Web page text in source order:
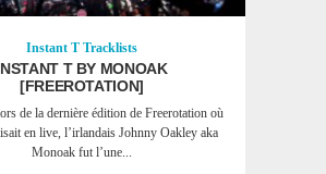
Instant T Tracklists
T BY MONOAK
[FREEROTATION]
de la dernière édition de Freerotation où
en live, l’irlandais Johnny Oakley aka
Monoak fut l’une...